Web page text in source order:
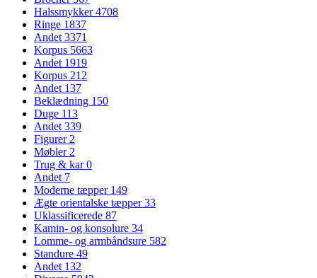
Halssmykker4708
Ringe 1837
Andet3371
Korpus 5663
Andet 1919
Korpus 212
Andet 137
Beklædning 150
Duge 113
Andet339
Figurer2
Møbler2
Trug & kar0
Andet 7
Moderne tæpper 149
Ægte orientalske tæpper33
Uklassificerede 87
Kamin- og konsolure 34
Lomme- og armbåndsure 582
Standure 49
Andet 132